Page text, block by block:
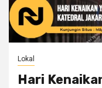
Lokal
Hari